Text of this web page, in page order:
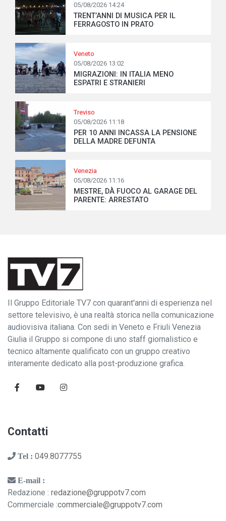
05/08/2026 14:24
TRENT’ANNI DI MUSICA PER IL
FERRAGOSTO IN PRATO
Veneto
05/08/2026 13:02
MIGRAZIONI: IN ITALIA MENO
ESPATRI E STRANIERI
Treviso
05/08/2026 11:18
PER 10 ANNI INCASSA LA PENSIONE
DELLA MADRE DEFUNTA
Venezia
05/08/2026 11:16
MESTRE, DÀ FUOCO AL GARAGE DEL
PARENTE: ARRESTATO
Il Gruppo Editoriale TV7 con quarant'anni di esperienza nel
settore televisivo, è una realtà storica nella comunicazione
audiovisiva italiana. Con sedi in Veneto e Friuli Venezia
Giulia il Gruppo si compone di uno staff giornalistico e
tecnico altamente qualificato con un gruppo creativo
interamente dedicato alla post-produzione grafica.
Contatti
Tel : 049.8077755
E-mail :
Redazione : redazione@gruppotv7.com
Commerciale :commerciale@gruppotv7.com